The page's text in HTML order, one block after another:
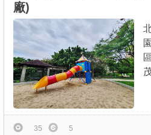
廠)
35 5